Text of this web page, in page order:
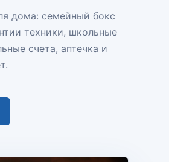
дома: семейный бокс
техники, школьные
счета, аптечка и